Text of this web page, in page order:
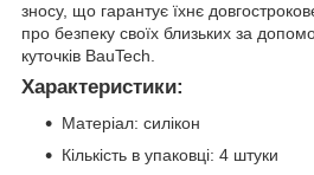
зносу, що гарантує їхнє
про безпеку своїх близьких за
куточків BauTech.
Характеристики:
Матеріал: силікон
Кількість в упаковці: 4 штуки